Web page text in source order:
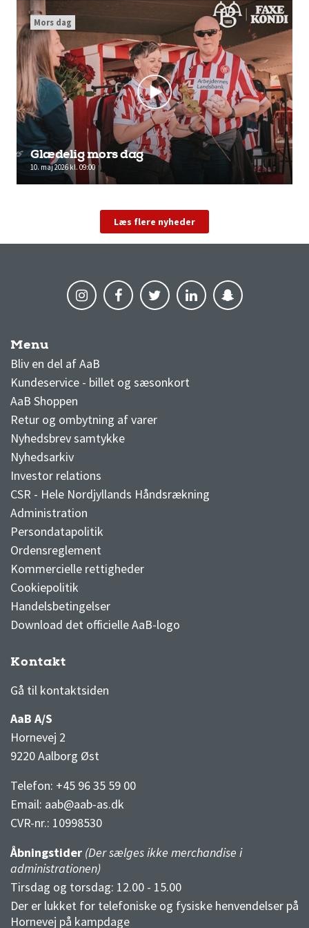
Glædelig mors dag
10. maj 2026 kl. 09:00
Mors dag
Læs flere nyheder
Menu
Bliv en del af AaB
Kundeservice - billet og sæsonkort
AaB Shoppen
Retur og ombytning af varer
Nyhedsbrev samtykke
Nyhedsarkiv
Investor relations
CSR - Hele Nordjyllands Håndsrækning
Administration
Persondatapolitik
Ordensreglement
Kommercielle rettigheder
Cookiepolitik
Handelsbetingelser
Download det officielle AaB-logo
Kontakt
Gå til kontaktsiden
AaB A/S
Hornevej 2
9220 Aalborg Øst
Telefon: +45 96 35 59 00
Email: aab@aab-as.dk
CVR-nr.: 10998530
Åbningstider (Der sælges ikke merchandise i
administrationen)
Tirsdag og torsdag: 12.00 - 15.00
Der er lukket for telefoniske og fysiske henvendelser på
Hornevej på kampdage